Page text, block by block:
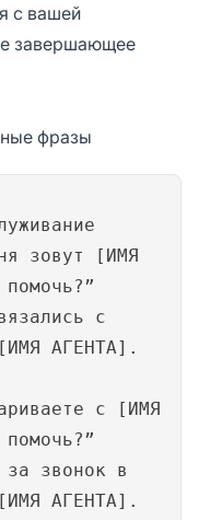
с вашей
завершающее
фразы
зовут [ИМЯ
с
АГЕНТА].
с [ИМЯ
за звонок в
АГЕНТА].